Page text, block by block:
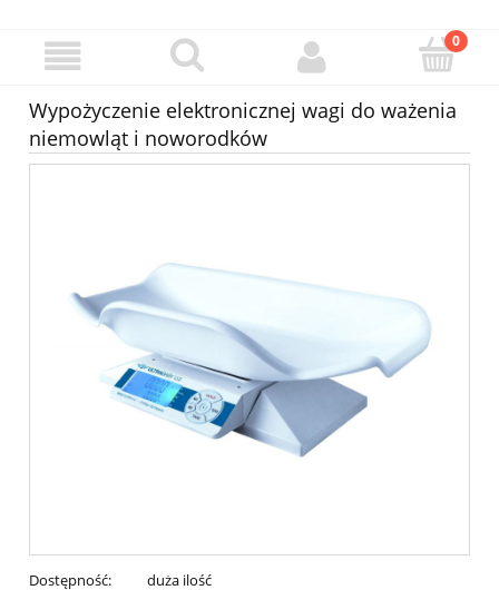
Wypożyczenie elektronicznej wagi do ważenia
niemowląt i noworodków
Dostępność:
duża ilość